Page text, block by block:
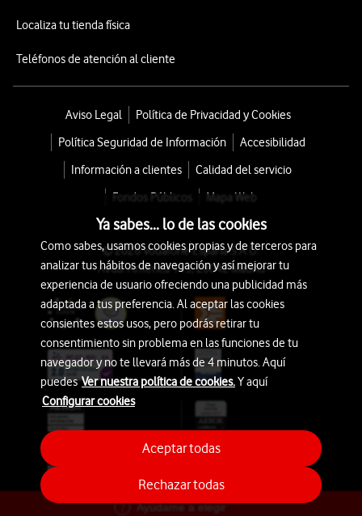
Ayúdame a elegir
Localiza tu tienda física
Teléfonos de atención al cliente
Aviso Legal
Política de Privacidad y Cookies
Política Seguridad de Información
Accesibilidad
Información a clientes
Calidad del servicio
Fondos Públicos
Mapa Web
© 2026 Vodafone España S.A.U.
Avda. América 115, 28042 Madrid
Ya sabes... lo de las cookies
Como sabes, usamos cookies propias y de terceros para
analizar tus hábitos de navegación y así mejorar tu
experiencia de usuario ofreciendo una publicidad más
adaptada a tus preferencia. Al aceptar las cookies
consientes estos usos, pero podrás retirar tu
consentimiento sin problema en las funciones de tu
navegador y no te llevará más de 4 minutos. Aquí
puedesVer nuestra política de cookies.Y aquí
Configurar cookies
Rechazar todas
Aceptar todas